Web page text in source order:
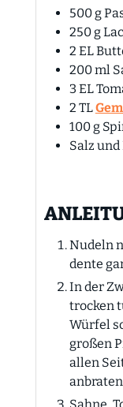
500g
250g
2 EL
200ml
3 EL
2 TL
100g
Salz
Nudeln
dente
In der
trocken
Würfel
großen
allen